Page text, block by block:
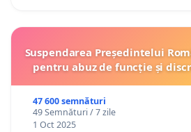
Suspendarea Președintelui
pentru abuz de funcție și
47 600 semnături
49 Semnături / 7 zile
1 Oct 2025